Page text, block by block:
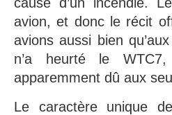
avion, et donc le récit
avions aussi bien
n’a heurté le
apparemment dû aux
Le caractère unique